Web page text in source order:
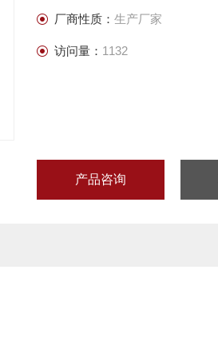
厂商性质：生产厂家
访问量： 1132
产品咨询